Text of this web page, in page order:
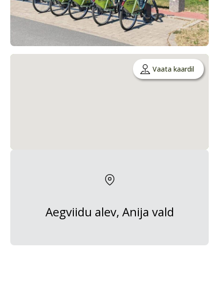
Vaata kaardil
Aegviidu alev, Anija vald